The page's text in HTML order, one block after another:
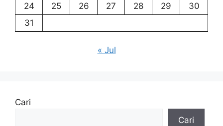
24
25 26 27 28 29
30
31
« Jul
Cari
Cari